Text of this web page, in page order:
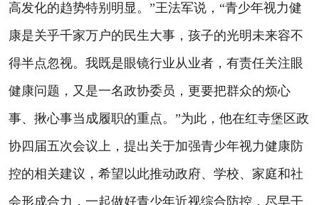
高发化的趋势特别明显。”王法军说，“青少年视力健
康是关乎千家万户的民生大事，孩子的光明未来容不
得半点忽视。我既是眼镜行业从业者，有责任关注眼
健康问题，又是一名政协委员，更要把群众的烦心
事、揪心事当成履职的重点。”为此，他在红寺堡区政
协四届五次会议上，提出关于加强青少年视力健康防
控的相关建议，希望以此推动政府、学校、家庭和社
会形成合力，一起做好青少年近视综合防控，尽早干